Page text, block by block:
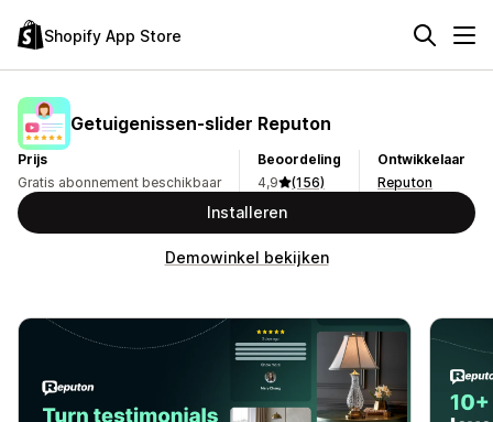
Shopify App Store
Getuigenissen‑slider Reputon
Prijs
Gratis abonnement beschikbaar
Beoordeling
4,9
(156)
Ontwikkelaar
Reputon
Installeren
Demowinkel bekijken